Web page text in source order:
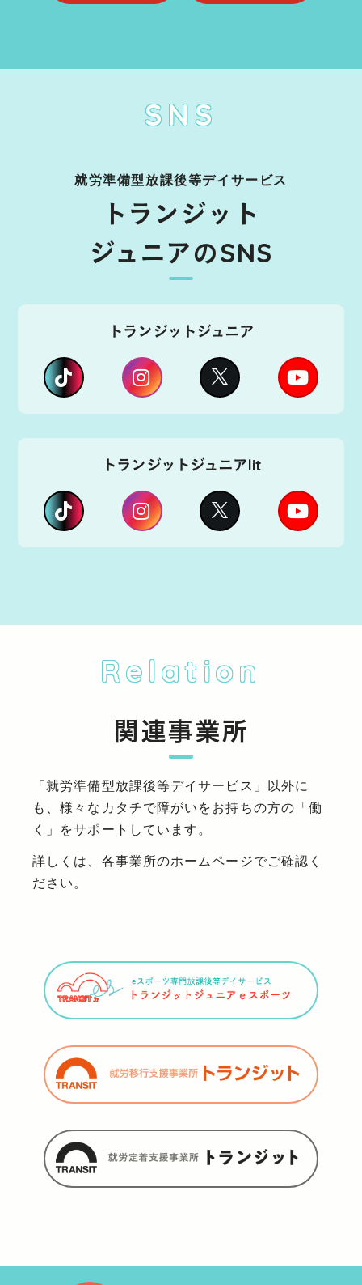
SNS
就労準備型放課後等デイサービス
トランジット
ジュニアのSNS
トランジットジュニア
トランジットジュニアlit
Relation
関連事業所
「就労準備型放課後等デイサービス」以外に
も、様々なカタチで障がいをお持ちの方の「働
く」をサポートしています。
詳しくは、各事業所のホームページでご確認く
ださい。